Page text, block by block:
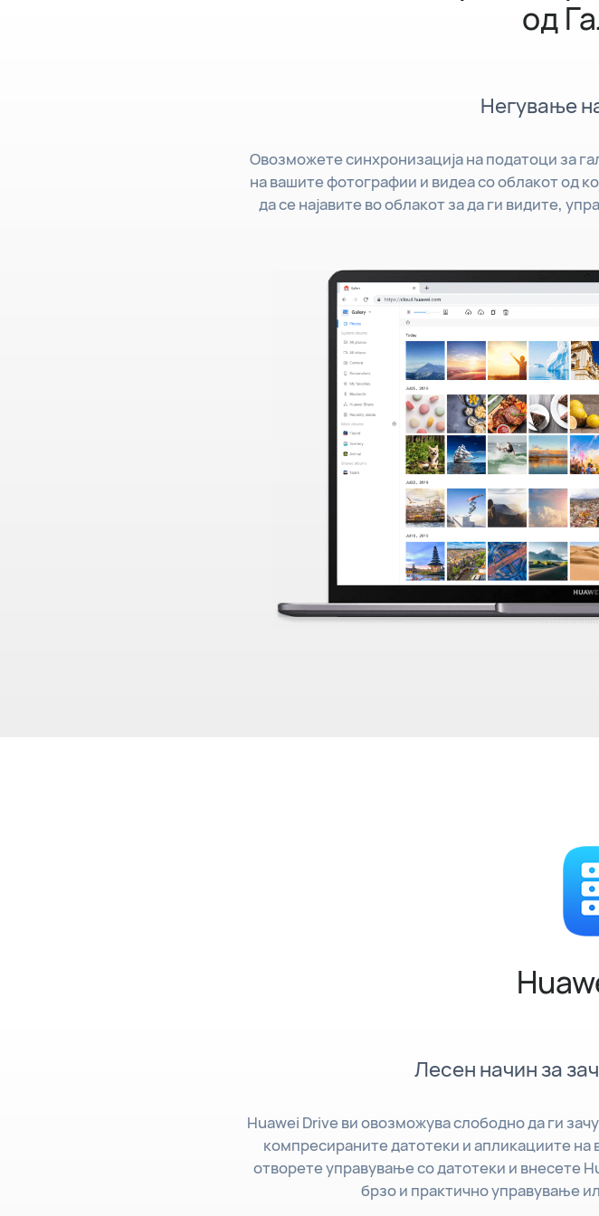
од
Негување
Овозможете синхронизација на податоци за
на вашите фотографии и видеа со облакот од
да се најавите во облакот за да ги видите,
Лесен начин за
Huawei Drive ви овозможува слободно да ги
компресираните датотеки и апликациите
отворете управување со датотеки и внесете
брзо и практично управување